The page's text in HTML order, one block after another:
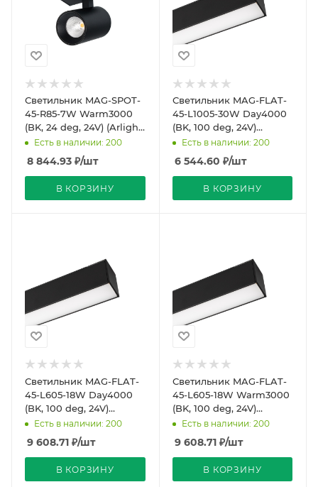
Светильник MAG-SPOT-
45-R85-7W Warm3000
(BK, 24 deg, 24V) (Arlight,
IP20 Металл, 5 лет)
Есть в наличии: 200
8 844.93 ₽/шт
В КОРЗИНУ
Светильник MAG-FLAT-
45-L1005-30W Day4000
(BK, 100 deg, 24V)
(Arlight, IP20 Металл, 5
Есть в наличии: 200
6 544.60 ₽/шт
В КОРЗИНУ
Светильник MAG-FLAT-
45-L605-18W Day4000
(BK, 100 deg, 24V)
(Arlight, IP20 Металл, 5
Есть в наличии: 200
9 608.71 ₽/шт
В КОРЗИНУ
Светильник MAG-FLAT-
45-L605-18W Warm3000
(BK, 100 deg, 24V)
(Arlight, IP20 Металл, 5
Есть в наличии: 200
9 608.71₽/шт
В КОРЗИНУ